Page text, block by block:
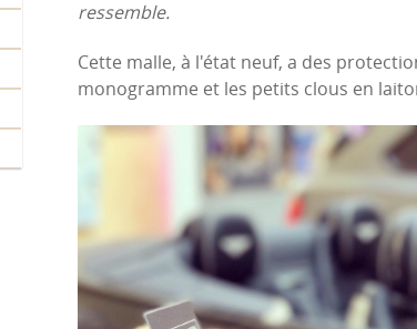
ressemble.
Cette malle, à l'état neuf, a des
monogramme et les petits clous en